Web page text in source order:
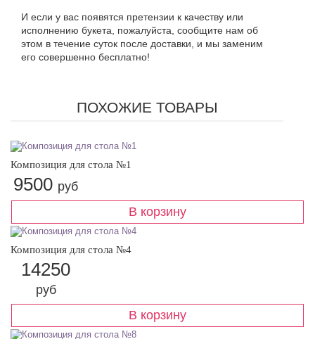
И если у вас появятся претензии к качеству или
исполнению букета, пожалуйста, сообщите нам об
этом в течение суток после доставки, и мы заменим
его совершенно бесплатно!
ПОХОЖИЕ ТОВАРЫ
Композиция для стола №1
9500 руб
Композиция для стола №4
14250
руб